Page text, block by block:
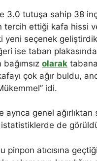
3.0 tutuşa sahip 38
tercih ettiği kafa hissi
yeni seçenek
ise taban
olarak
çok ağır buldu,
idi.
genel
de
pinpon atıcısına